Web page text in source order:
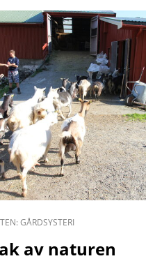
GÅRDSYSTERI
av naturen